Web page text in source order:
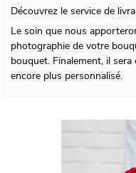
Découvrez le service de
Le soin que nous
photographie de votre
bouquet. Finalement, il
encore plus personnalisé.